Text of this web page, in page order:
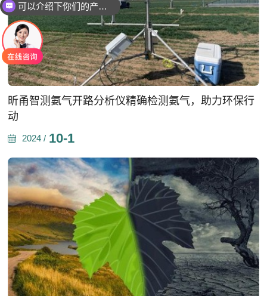
昕甬智测氨气开路分析仪精确检测氨气，助力环保行
动
2024 / 10-1